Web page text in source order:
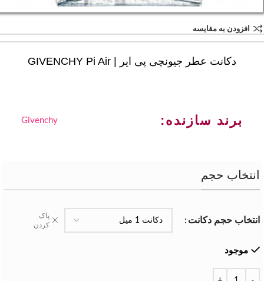
افزودن به مقایسه
دکانت عطر جیونچی پی ایر | GIVENCHY Pi Air
برند سازنده: Givenchy
انتخاب حجم
انتخاب حجم دکانت
پاک
کردن
موجود